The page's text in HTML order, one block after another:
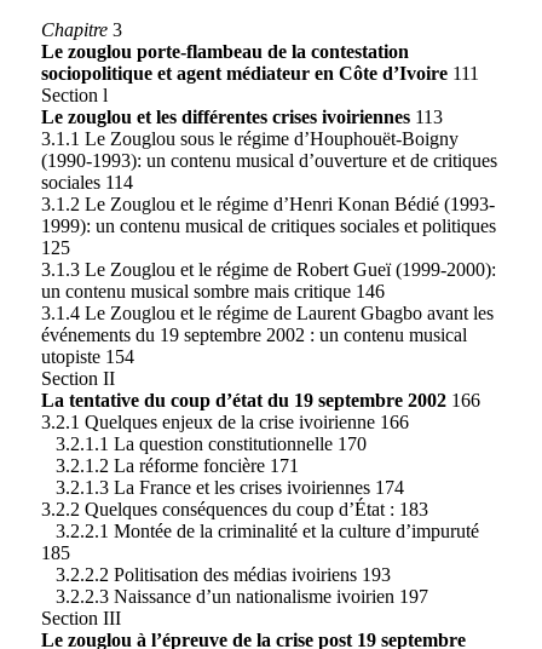
Chapitre3
Le zouglou porte-flambeau de la contestation
sociopolitique et agent médiateur en Côte d’Ivoire111
Section l
Le zouglou et les différentes crises ivoiriennes113
3.1.1 Le Zouglou sous le régime d’Houphouët-Boigny
(1990-1993): un contenu musical d’ouverture et de critiques
sociales 114
3.1.2 Le Zouglou et le régime d’Henri Konan Bédié (1993-
1999): un contenu musical de critiques sociales et politiques
125
3.1.3 Le Zouglou et le régime de Robert Gueï (1999-2000):
un contenu musical sombre mais critique 146
3.1.4 Le Zouglou et le régime de Laurent Gbagbo avant les
événements du 19 septembre 2002 : un contenu musical
utopiste 154
Section II
La tentative du coup d’état du 19 septembre 2002166
3.2.1 Quelques enjeux de la crise ivoirienne 166
3.2.1.1 La question constitutionnelle 170
3.2.1.2 La réforme foncière 171
3.2.1.3 La France et les crises ivoiriennes 174
3.2.2 Quelques conséquences du coup d’État : 183
3.2.2.1 Montée de la criminalité et la culture d’impuruté
185
3.2.2.2 Politisation des médias ivoiriens 193
3.2.2.3 Naissance d’un nationalisme ivoirien 197
Section III
Le zouglou à l’épreuve de la crise post 19 septembre